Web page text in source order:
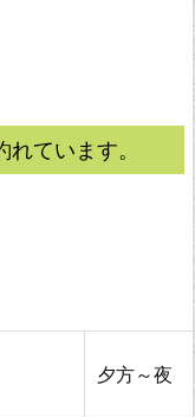
ています。
夕方～夜